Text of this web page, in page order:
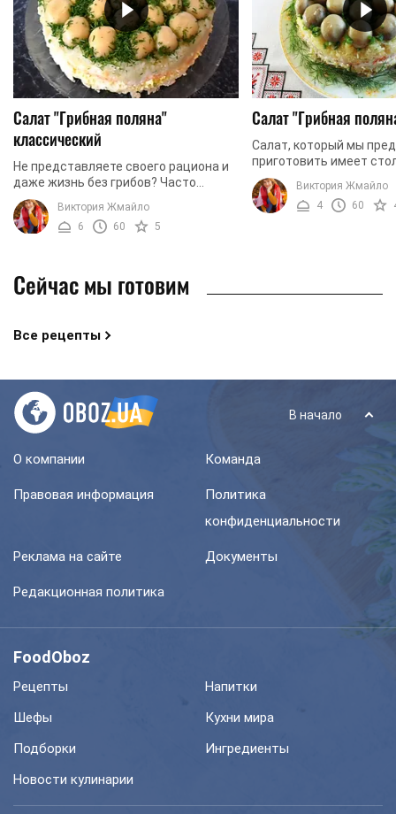
Салат "Грибная поляна"
классический
Не представляете своего рациона и
даже жизнь без грибов? Часто
употребляете этот продукт в любом
виде? Балуете себя и своих родных
разнообразными ...
Виктория Жмайло
6
60 5
Салат "Грибная
Салат, который мы
приготовить имеет
привлекательный и
что сразу побуждает
попробовать. Сегодня
Виктория Жмайло
4
60
Сейчас мы готовим
Все рецепты
В начало
О компании Команда
Правовая информация
Политика
конфиденциальности
Реклама на сайте Документы
Редакционная политика
FoodOboz
Рецепты
Напитки
Шефы
Кухни мира
Подборки
Ингредиенты
Новости кулинарии